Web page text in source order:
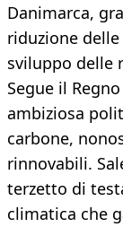
Danimarca,
riduzione
sviluppo delle
Segue il
ambiziosa
carbone,
rinnovabili.
terzetto di
climatica che